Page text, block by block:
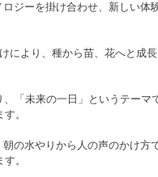
ジーを掛け合わせ、新しい体
により、種から苗、花へと成
、「未来の一日」というテー
。
の水やりから人の声のかけ
。